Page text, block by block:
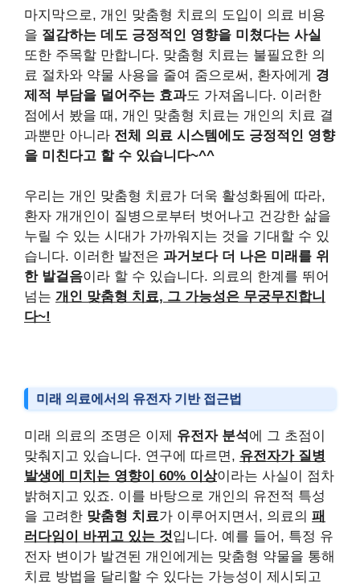
마지막으로, 개인 맞춤형 치료의 도입이 의료 비용
을 절감하는 데도 긍정적인 영향을 미쳤다는 사실
또한 주목할 만합니다. 맞춤형 치료는 불필요한 의
료 절차와 약물 사용을 줄여 줌으로써, 환자에게 경
제적 부담을 덜어주는 효과도 가져옵니다. 이러한
점에서 봤을 때, 개인 맞춤형 치료는 개인의 치료 결
과뿐만 아니라 전체 의료 시스템에도 긍정적인 영향
을 미친다고 할 수 있습니다~^^
우리는 개인 맞춤형 치료가 더욱 활성화됨에 따라,
환자 개개인이 질병으로부터 벗어나고 건강한 삶을
누릴 수 있는 시대가 가까워지는 것을 기대할 수 있
습니다. 이러한 발전은 과거보다 더 나은 미래를 위
한 발걸음이라 할 수 있습니다. 의료의 한계를 뛰어
넘는 개인 맞춤형 치료, 그 가능성은 무궁무진합니
다~!
미래 의료에서의 유전자 기반 접근법
미래 의료의 조명은 이제 유전자 분석 에 그 초점이
맞춰지고 있습니다. 연구에 따르면, 유전자가 질병
발생에 미치는 영향이 60% 이상이라는 사실이 점차
밝혀지고 있죠. 이를 바탕으로 개인의 유전적 특성
을 고려한 맞춤형 치료가 이루어지면서, 의료의 패
러다임이 바뀌고 있는 것입니다. 예를 들어, 특정 유
전자 변이가 발견된 개인에게는 맞춤형 약물을 통해
치료 방법을 달리할 수 있다는 가능성이 제시되고